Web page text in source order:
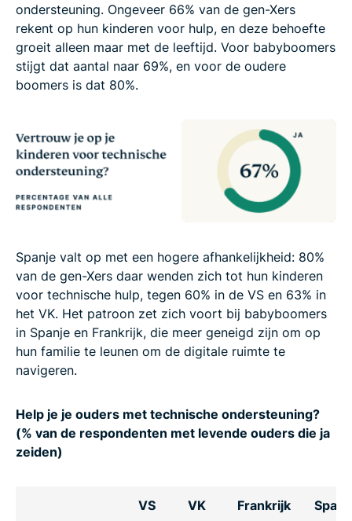
ondersteuning. Ongeveer 66% van de gen-Xers
rekent op hun kinderen voor hulp, en deze behoefte
groeit alleen maar met de leeftijd. Voor babyboomers
stijgt dat aantal naar 69%, en voor de oudere
boomers is dat 80%.
Spanje valt op met een hogere afhankelijkheid: 80%
van de gen-Xers daar wenden zich tot hun kinderen
voor technische hulp, tegen 60% in de VS en 63% in
het VK. Het patroon zet zich voort bij babyboomers
in Spanje en Frankrijk, die meer geneigd zijn om op
hun familie te leunen om de digitale ruimte te
navigeren.
Help je je ouders met technische ondersteuning?
(% van de respondenten met levende ouders die ja
zeiden)
VS VK Frankrijk